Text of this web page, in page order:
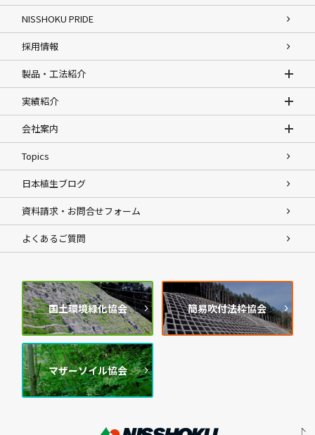
NISSHOKU PRIDE
採用情報
製品・工法紹介
実績紹介
会社案内
Topics
日本植生ブログ
資料請求・お問合せフォーム
よくあるご質問
国土環境緑化協会 簡易吹付法枠協会
マザーソイル協会